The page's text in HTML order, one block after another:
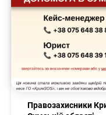
Правозахисники